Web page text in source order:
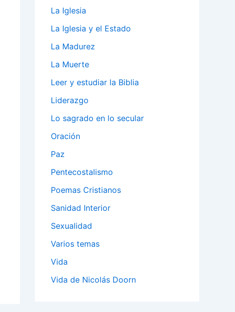
La Iglesia
La Iglesia y el Estado
La Madurez
La Muerte
Leer y estudiar la Biblia
Liderazgo
Lo sagrado en lo secular
Oración
Paz
Pentecostalismo
Poemas Cristianos
Sanidad Interior
Sexualidad
Varios temas
Vida
Vida de Nicolás Doorn